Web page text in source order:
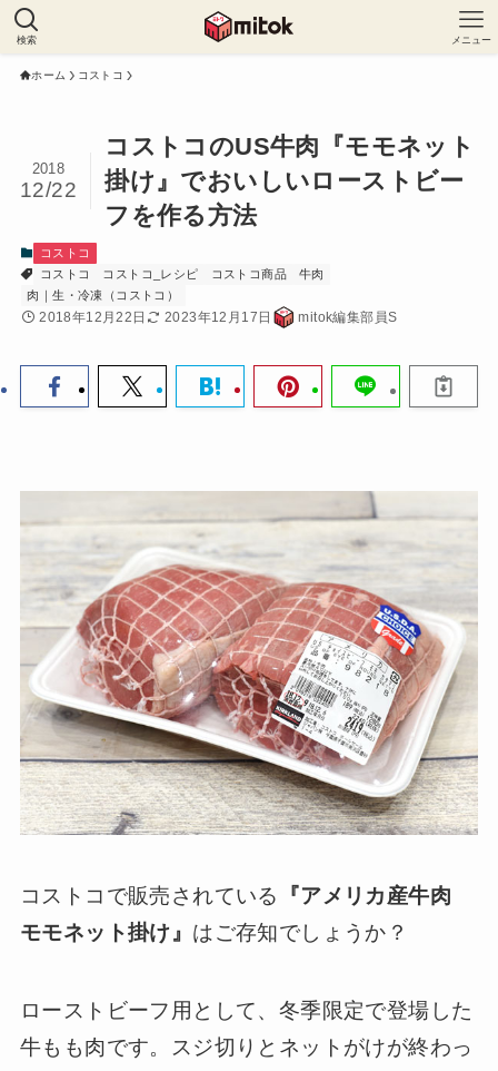
検索 メニュー
ホーム コストコ
コストコのUS牛肉『モモネット
掛け』でおいしいローストビー
フを作る方法
2018
12/22
コストコ
コストコ
コストコ_レシピ コストコ商品
牛肉
肉｜生・冷凍（コストコ）
2018年12月22日 2023年12月17日 mitok編集部員S
コストコで販売されている
『アメリカ産牛肉
モモネット掛け』 はご存知でしょうか？
ローストビーフ用として、冬季限定で登場した
牛もも肉です。スジ切りとネットがけが終わっ